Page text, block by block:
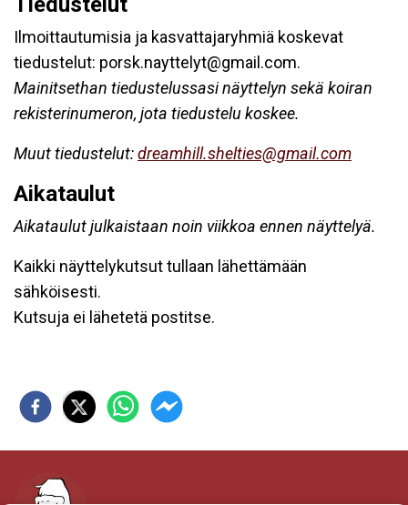
Ilmoittautumisia ja kasvattajaryhmiä koskevat
tiedustelut: porsk.nayttelyt@gmail.com.
Mainitsethan tiedustelussasi näyttelyn sekä koiran
rekisterinumeron, jota tiedustelu koskee.
Muut tiedustelut:dreamhill.shelties@gmail.com
Aikataulut
Aikataulut julkaistaan noin viikkoa ennen näyttelyä.
Kaikki näyttelykutsut tullaan lähettämään
sähköisesti.
Kutsuja ei lähetetä postitse.